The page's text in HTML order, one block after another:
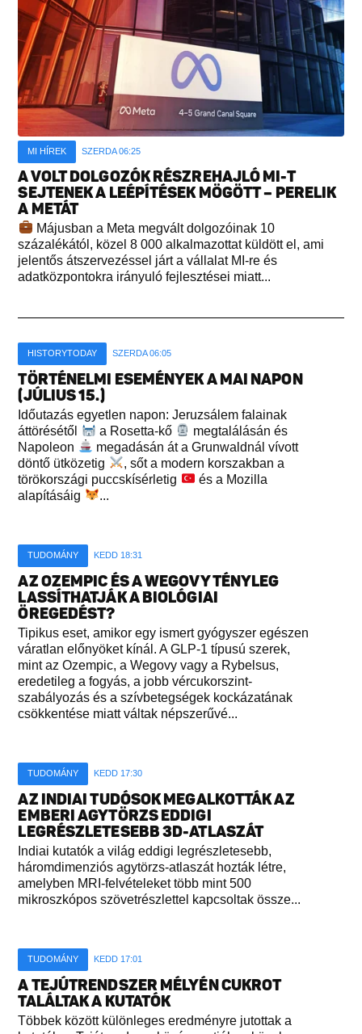
MI HÍREK SZERDA 06:25
A VOLT DOLGOZÓK RÉSZREHAJLÓ MI-T
SEJTENEK A LEÉPÍTÉSEK MÖGÖTT – PERELIK
A METÁT
Májusban a Meta megvált dolgozóinak 10
százalékától, közel 8 000 alkalmazottat küldött el, ami
jelentős átszervezéssel járt a vállalat MI-re és
adatközpontokra irányuló fejlesztései miatt...
HISTORYTODAY SZERDA 06:05
TÖRTÉNELMI ESEMÉNYEK A MAI NAPON
(JÚLIUS 15.)
Időutazás egyetlen napon: Jeruzsálem falainak
áttörésétől
a Rosetta-kő
megtalálásán és
Napoleon
megadásán át a Grunwaldnál vívott
döntő ütközetig
, sőt a modern korszakban a
törökországi puccskísérletig
és a Mozilla
alapításáig
...
TUDOMÁNY KEDD 18:31
AZ OZEMPIC ÉS A WEGOVY TÉNYLEG
LASSÍTHATJÁK A BIOLÓGIAI
ÖREGEDÉST?
Tipikus eset, amikor egy ismert gyógyszer egészen
váratlan előnyöket kínál. A GLP-1 típusú szerek,
mint az Ozempic, a Wegovy vagy a Rybelsus,
eredetileg a fogyás, a jobb vércukorszint-
szabályozás és a szívbetegségek kockázatának
csökkentése miatt váltak népszerűvé...
TUDOMÁNY KEDD 17:30
AZ INDIAI TUDÓSOK MEGALKOTTÁK AZ
EMBERI AGYTÖRZS EDDIGI
LEGRÉSZLETESEBB 3D-ATLASZÁT
Indiai kutatók a világ eddigi legrészletesebb,
háromdimenziós agytörzs-atlaszát hozták létre,
amelyben MRI-felvételeket több mint 500
mikroszkópos szövetrészlettel kapcsoltak össze...
TUDOMÁNY KEDD 17:01
A TEJÚTRENDSZER MÉLYÉN CUKROT
TALÁLTAK A KUTATÓK
Többek között különleges eredményre jutottak a